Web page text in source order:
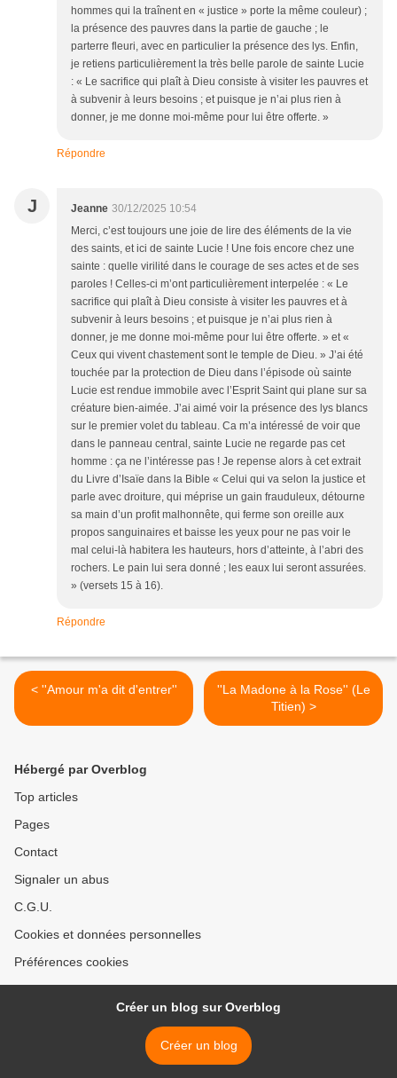
hommes qui la traînent en « justice » porte la même couleur) ;
la présence des pauvres dans la partie de gauche ; le
parterre fleuri, avec en particulier la présence des lys. Enfin,
je retiens particulièrement la très belle parole de sainte Lucie
: « Le sacrifice qui plaît à Dieu consiste à visiter les pauvres et
à subvenir à leurs besoins ; et puisque je n’ai plus rien à
donner, je me donne moi-même pour lui être offerte. »
Répondre
J Jeanne 30/12/2025 10:54
Merci, c’est toujours une joie de lire des éléments de la vie
des saints, et ici de sainte Lucie ! Une fois encore chez une
sainte : quelle virilité dans le courage de ses actes et de ses
paroles ! Celles-ci m’ont particulièrement interpelée : « Le
sacrifice qui plaît à Dieu consiste à visiter les pauvres et à
subvenir à leurs besoins ; et puisque je n’ai plus rien à
donner, je me donne moi-même pour lui être offerte. » et «
Ceux qui vivent chastement sont le temple de Dieu. » J’ai été
touchée par la protection de Dieu dans l’épisode où sainte
Lucie est rendue immobile avec l’Esprit Saint qui plane sur sa
créature bien-aimée. J’ai aimé voir la présence des lys blancs
sur le premier volet du tableau. Ca m’a intéressé de voir que
dans le panneau central, sainte Lucie ne regarde pas cet
homme : ça ne l’intéresse pas ! Je repense alors à cet extrait
du Livre d’Isaïe dans la Bible « Celui qui va selon la justice et
parle avec droiture, qui méprise un gain frauduleux, détourne
sa main d’un profit malhonnête, qui ferme son oreille aux
propos sanguinaires et baisse les yeux pour ne pas voir le
mal celui-là habitera les hauteurs, hors d’atteinte, à l’abri des
rochers. Le pain lui sera donné ; les eaux lui seront assurées.
» (versets 15 à 16).
Répondre
< ''Amour m'a dit d'entrer''
''La Madone à la Rose'' (Le
Titien) >
Hébergé par Overblog
Top articles
Pages
Contact
Signaler un abus
C.G.U.
Cookies et données personnelles
Préférences cookies
Créer un blog sur Overblog
Créer un blog